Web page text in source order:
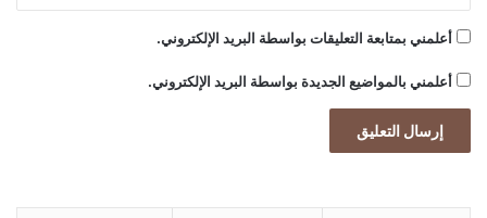
أعلمني بمتابعة التعليقات بواسطة البريد الإلكتروني.
أعلمني بالمواضيع الجديدة بواسطة البريد الإلكتروني.